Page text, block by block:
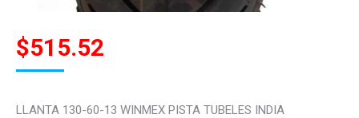
$515.52
LLANTA 130-60-13 WINMEX PISTA TUBELES INDIA